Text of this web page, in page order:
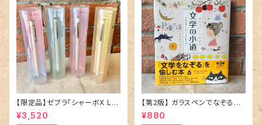
【限定品】ゼブラ「シャーボX LT
3 限定ニュアンスカラー」多機能
ペン／全4種
¥3,520
【第2版】 ガラスペンでなぞる本
¥880